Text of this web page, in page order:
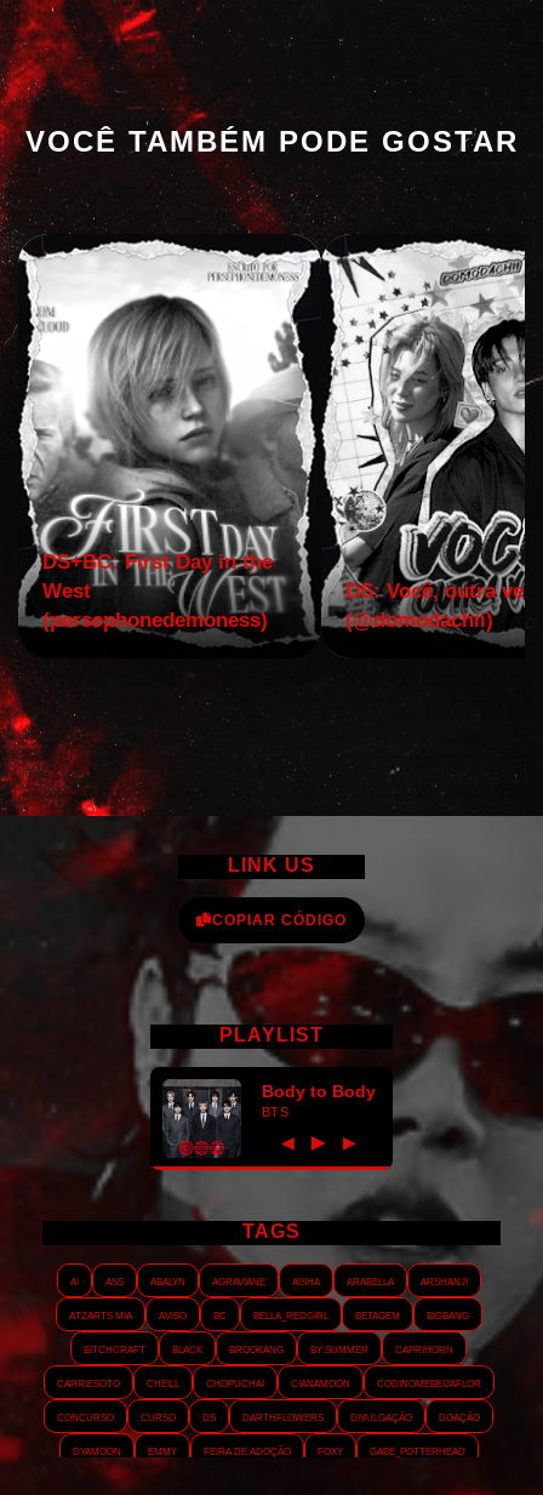
VOCÊ TAMBÉM PODE GOSTAR
DS+BC: First Day in the
West
(persephonedemoness)
DS: Você, outra vez!
(@domodachii)
LINK US
COPIAR CÓDIGO
PLAYLIST
Body to Body
BTS
◀ ► ▶
TAGS
AI ASS Abalyn Agraviane Aisha Arabella
Arshanji
Atzarts Mia
Aviso BC Bella_RedGirl Betagem
Bigbang
Bitchcraft
Black Brookang By.summer
Caprihorn
Carriesoto
Cheill Chopuchai Cianamoon
Codinomebeijaflor
Concurso
Curso DS Darthflowers Divulgação
Doação
Dyamoon
Emmy Feira de adoção Foxy
Gabe_Potterhead
GeminnieKook